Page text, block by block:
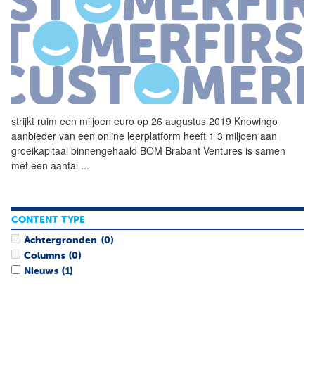
strijkt ruim een miljoen euro op 26 augustus 2019 Knowingo
aanbieder van een online leerplatform heeft 1 3 miljoen aan
groeikapitaal binnengehaald BOM Brabant Ventures is samen
met een aantal ...
CONTENT TYPE
Achtergronden (0)
Columns (0)
Nieuws (1)